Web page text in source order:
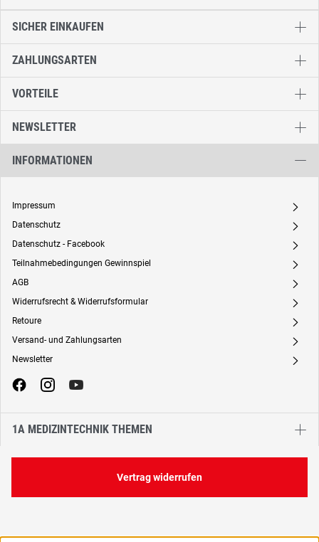
SICHER EINKAUFEN
ZAHLUNGSARTEN
VORTEILE
NEWSLETTER
INFORMATIONEN
Impressum A
Datenschutz A
Datenschutz - Facebook A
Teilnahmebedingungen Gewinnspiel A
AGB A
Widerrufsrecht & Widerrufsformular A
Retoure A
Versand- und Zahlungsarten A
Newsletter A
1A MEDIZINTECHNIK THEMEN
Vertrag widerrufen